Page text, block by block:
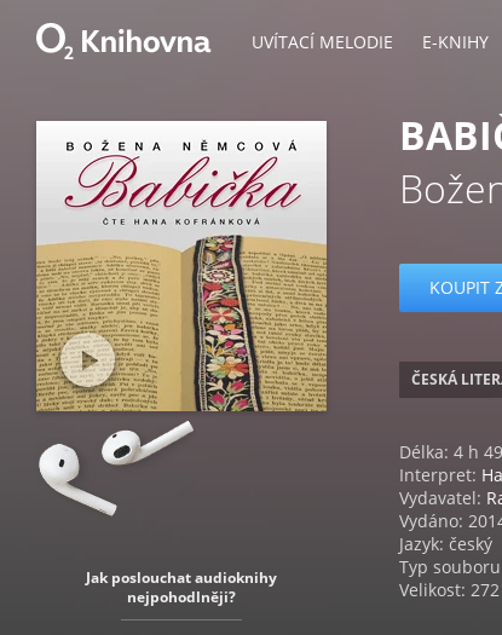
UVÍTACÍ MELODIE E-KNIHY
Jak poslouchat audioknihy
nejpohodlněji?
KOUPIT
ČESKÁ
Délka: 4 h
Interpret:
Vydavatel:
Vydáno:
Jazyk: český
Typ
Velikost: